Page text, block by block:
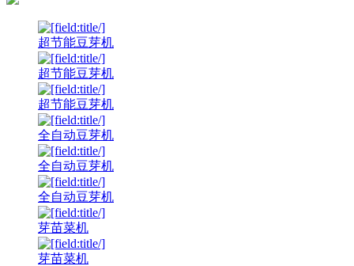
超节能豆芽机
超节能豆芽机
超节能豆芽机
全自动豆芽机
全自动豆芽机
全自动豆芽机
芽苗菜机
芽苗菜机